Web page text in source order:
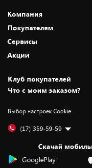
Компания
О нас
Адреса магазинов
Новости
Статьи и обзоры
Вакансии
Дай пять добру!
Покупателям
Как сделать заказ
Оплата и доставка
Безналичный расчёт
Обмен и возврат товара
Обработка персональных
Подарочные карты
Сервисы
Установка техники
Для игровых консолей
Для мобильных устройств
Для компьютеров
Сервисные центры
Акции
Скидки и промокоды
Белорусские товары
Бонусы
Оплата частями
Новинки
Клуб покупателей
Что с моим заказом?
Выбор настроек Cookie
(17) 359-59-59
Скачай
GooglePlay